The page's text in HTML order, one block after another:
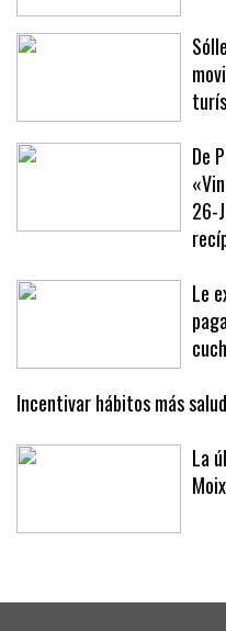
De
26-
Le
Incentivar hábitos más
La